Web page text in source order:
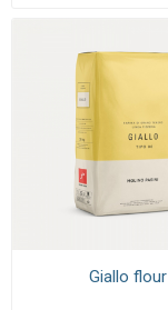
Giallo flour